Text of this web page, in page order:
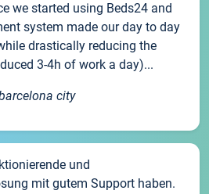
we started using Beds24 and
system made our day to day
drastically reducing the
3-4h of work a day)...
city
und
mit gutem Support haben.